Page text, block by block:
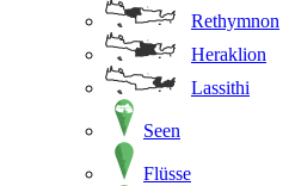
Rethymnon
Heraklion
Lassithi
Seen
Flüsse